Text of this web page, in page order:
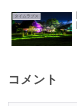
タイムラプス
コメント